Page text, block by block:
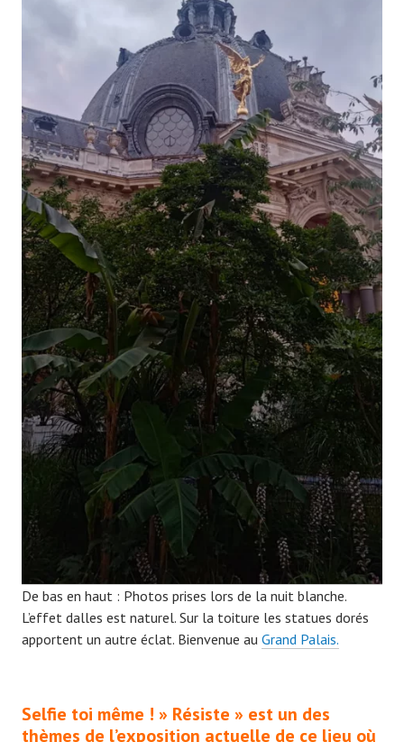
De bas en haut : Photos prises lors de la nuit blanche.
L’effet dalles est naturel. Sur la toiture les statues dorés
apportent un autre éclat. Bienvenue au Grand Palais.
Selfie toi même ! » Résiste » est un des
thèmes de l’exposition actuelle de ce lieu où